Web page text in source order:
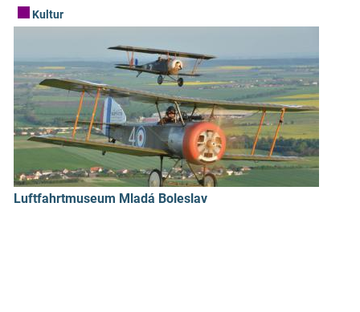
Kultur
Luftfahrtmuseum Mladá Boleslav